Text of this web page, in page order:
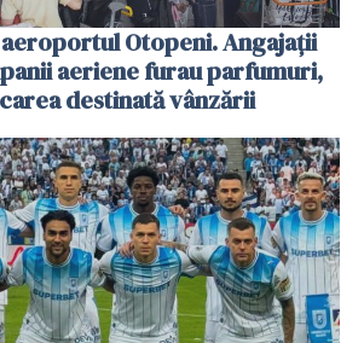
Otopeni. Angajații
aeriene furau parfumuri,
destinată vânzării